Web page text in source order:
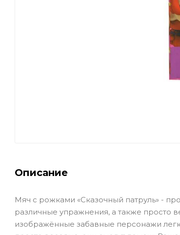
Описание
Мяч с рожками «Сказочный патруль» -
различные упражнения, а также просто
изображённые забавные персонажи